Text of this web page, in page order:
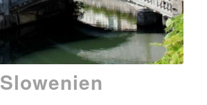
Slowenien